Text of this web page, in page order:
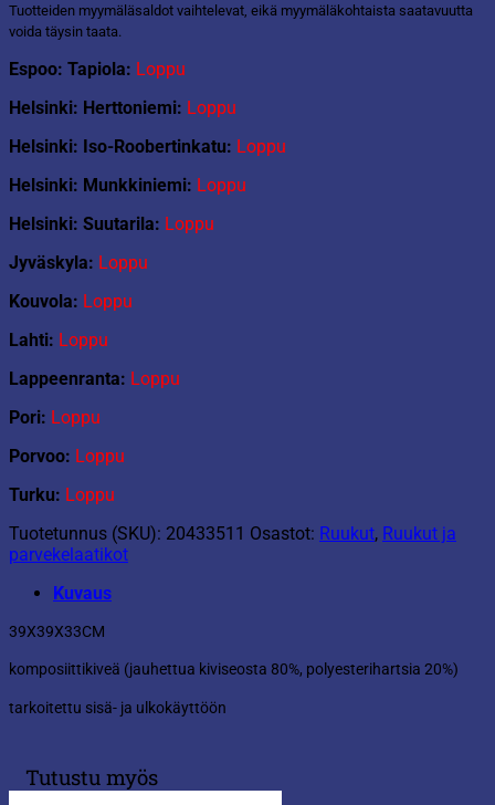
Tuotteiden myymäläsaldot vaihtelevat, eikä myymäläkohtaista saatavuutta
voida täysin taata.
Espoo: Tapiola: Loppu
Helsinki: Herttoniemi: Loppu
Helsinki: Iso-Roobertinkatu: Loppu
Helsinki: Munkkiniemi: Loppu
Helsinki: Suutarila: Loppu
Jyväskyla: Loppu
Kouvola: Loppu
Lahti: Loppu
Lappeenranta: Loppu
Pori: Loppu
Porvoo: Loppu
Turku: Loppu
Tuotetunnus (SKU): 20433511 Osastot: Ruukut, Ruukut ja
parvekelaatikot
Kuvaus
39X39X33CM
komposiittikiveä (jauhettua kiviseosta 80%, polyesterihartsia 20%)
tarkoitettu sisä- ja ulkokäyttöön
Tutustu myös